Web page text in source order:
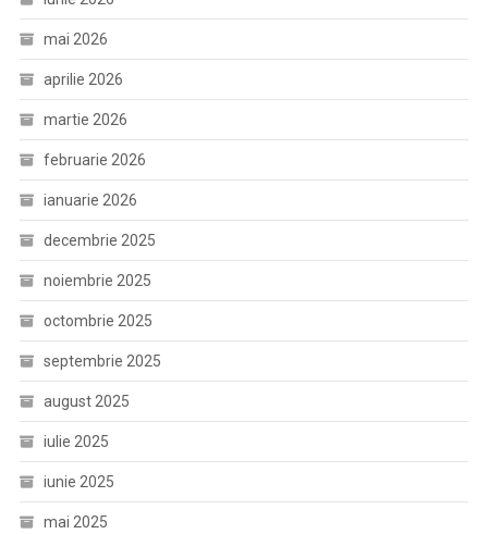
mai 2026
aprilie 2026
martie 2026
februarie 2026
ianuarie 2026
decembrie 2025
noiembrie 2025
octombrie 2025
septembrie 2025
august 2025
iulie 2025
iunie 2025
mai 2025